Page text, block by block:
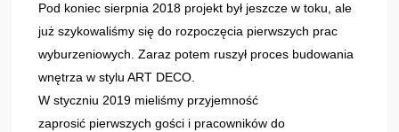
Pod koniec sierpnia 2018 projekt był jeszcze w toku, ale
już szykowaliśmy się do rozpoczęcia pierwszych prac
wyburzeniowych. Zaraz potem ruszył proces budowania
wnętrza w stylu ART DECO.
W styczniu 2019 mieliśmy przyjemność
zaprosić pierwszych gości i pracowników do